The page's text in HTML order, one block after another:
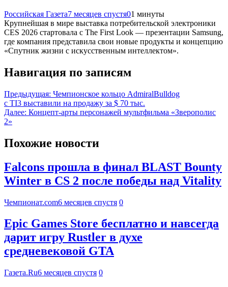
Российская Газета7 месяцев спустя01 минуты
Крупнейшая в мире выставка потребительской электроники
CES 2026 стартовала с The First Look — презентации Samsung,
где компания представила свои новые продукты и концепцию
«Спутник жизни с искусственным интеллектом».
Навигация по записям
Предыдущая: Чемпионское кольцо AdmiralBulldog
с TI3 выставили на продажу за $ 70 тыс.
Далее: Концепт-арты персонажей мультфильма «Зверополис
2»
Похожие новости
Falcons прошла в финал BLAST Bounty
Winter в CS 2 после победы над Vitality
Чемпионат.com6 месяцев спустя 0
Epic Games Store бесплатно и навсегда
дарит игру Rustler в духе
средневековой GTA
Газета.Ru6 месяцев спустя 0